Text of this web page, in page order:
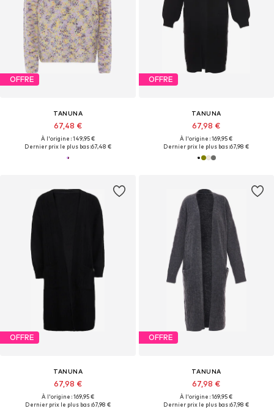
OFFRE
TANUNA
67,48 €
À l'origine : 149,95 €
Dernier prix le plus bas :67,48 €
OFFRE
TANUNA
67,98 €
À l'origine : 169,95 €
Dernier prix le plus bas :67,98 €
OFFRE
TANUNA
67,98 €
À l'origine : 169,95 €
Dernier prix le plus bas :67,98 €
OFFRE
TANUNA
67,98 €
À l'origine : 169,95 €
Dernier prix le plus bas :67,98 €